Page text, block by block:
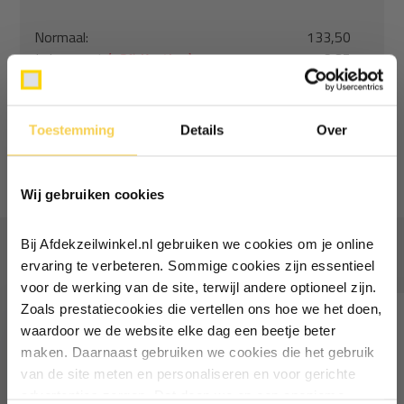
Toestemming Details Over
Wij gebruiken cookies
Bij Afdekzeilwinkel.nl gebruiken we cookies om je online
ervaring te verbeteren. Sommige cookies zijn essentieel
voor de werking van de site, terwijl andere optioneel zijn.
Zoals prestatiecookies die vertellen ons hoe we het doen,
waardoor we de website elke dag een beetje beter
maken. Daarnaast gebruiken we cookies die het gebruik
van de site meten en personaliseren en voor gerichte
Normaal:
133,50
Je bespaart(13% Korting)
16,35
Combideal:
117,15
Toevoegen aan winkelwagen
Vaak samen gekocht
Ontvang €5,- korting!
Schrijf je in voor de nieuwsbrief en
Vul je e-mailadres in‍⁪⁪
Particulier Zakelijk
Inschrijven